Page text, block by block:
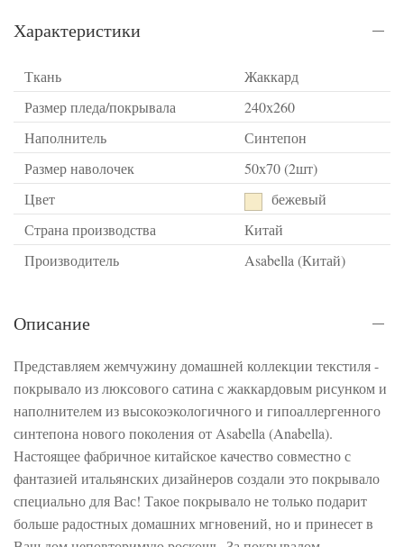
Характеристики
Ткань
Жаккард
Размер пледа/покрывала
240х260
Наполнитель
Синтепон
Размер наволочек
50х70 (2шт)
Цвет
бежевый
Страна производства
Китай
Производитель
Asabella (Китай)
Описание
Представляем жемчужину домашней коллекции текстиля -
покрывало из люксового сатина с жаккардовым рисунком и
наполнителем из высокоэкологичного и гипоаллергенного
синтепона нового поколения от Asabella (Anabella).
Настоящее фабричное китайское качество совместно с
фантазией итальянских дизайнеров создали это покрывало
специально для Вас! Такое покрывало не только подарит
больше радостных домашних мгновений, но и принесет в